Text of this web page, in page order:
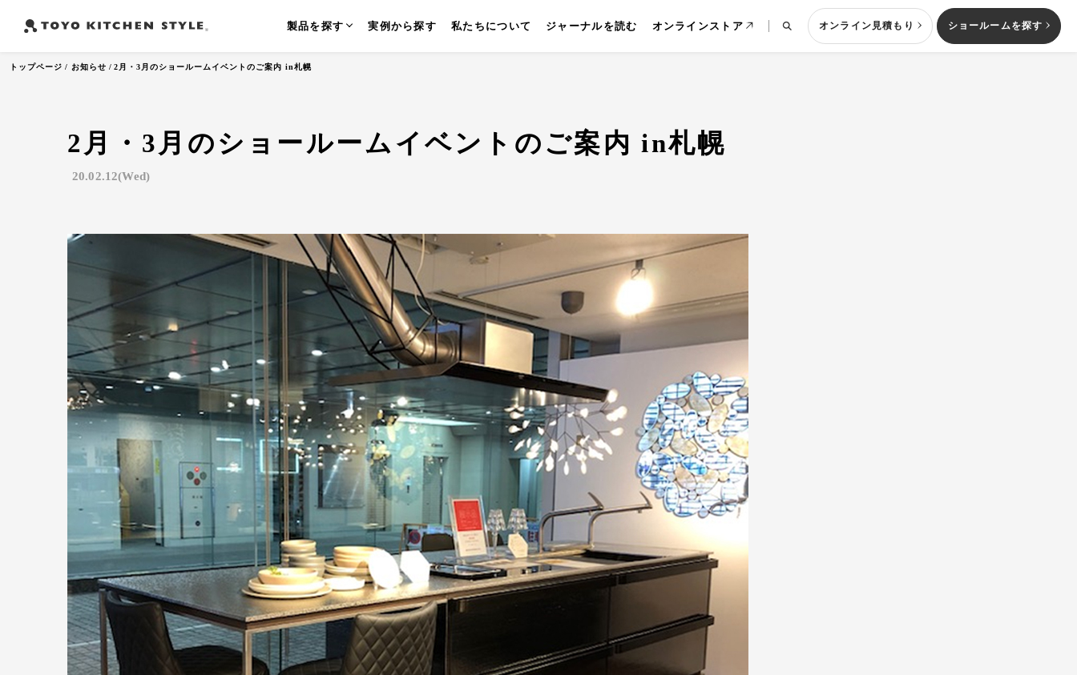
よく検索されるワード
オープンキッチン
製品を探す 実例から探す 私たちについて ジャーナルを読む オンラインストア オンライン見積もり ショールームを探す
トップページ お知らせ 2月・3月のショールームイベントのご案内 in札幌
2月・3月のショールームイベントのご案内 in札幌
20.02.12(Wed)